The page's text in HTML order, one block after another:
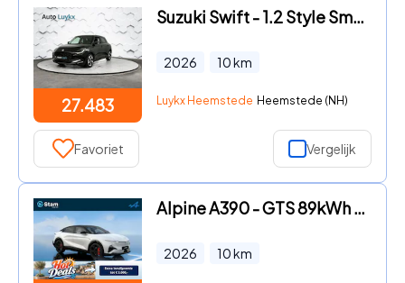
27.483
Suzuki Swift - 1.2 Style Smart Hybrid CVT Automaat | Voorraad | €2.300, - a
2026 10km
Luykx Heemstede Heemstede (NH)
Favoriet Vergelijk
Alpine A390 - GTS 89kWh 22 kW Boordlader | Sabelt Sportstoelen met Forged
2026 10km